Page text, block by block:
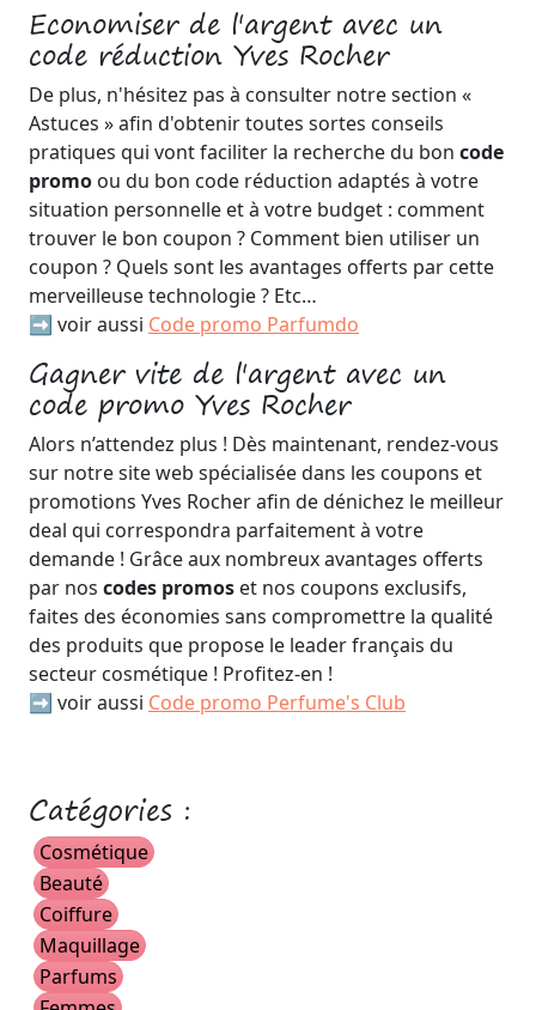
Economiser de l'argent avec un
code réduction Yves Rocher
De plus, n'hésitez pas à consulter notre section «
Astuces » afin d'obtenir toutes sortes conseils
pratiques qui vont faciliter la recherche du bon code
promo ou du bon code réduction adaptés à votre
situation personnelle et à votre budget : comment
trouver le bon coupon ? Comment bien utiliser un
coupon ? Quels sont les avantages offerts par cette
merveilleuse technologie ? Etc…
➡️ voir aussi Code promo Parfumdo
Gagner vite de l'argent avec un
code promo Yves Rocher
Alors n’attendez plus ! Dès maintenant, rendez-vous
sur notre site web spécialisée dans les coupons et
promotions Yves Rocher afin de dénichez le meilleur
deal qui correspondra parfaitement à votre
demande ! Grâce aux nombreux avantages offerts
par nos codes promos et nos coupons exclusifs,
faites des économies sans compromettre la qualité
des produits que propose le leader français du
secteur cosmétique ! Profitez-en !
➡️ voir aussi Code promo Perfume's Club
Catégories :
Cosmétique
Beauté
Coiffure
Maquillage
Parfums